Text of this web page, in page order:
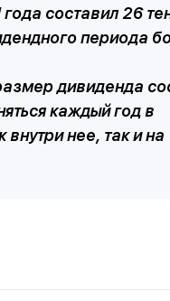
составил 26
периода
дивиденда
каждый год в
нее, так и на